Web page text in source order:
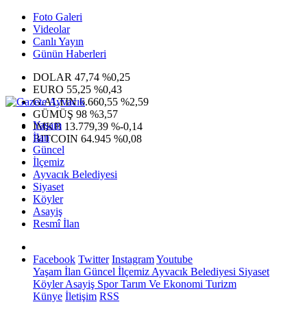
Foto Galeri
Videolar
Canlı Yayın
Günün Haberleri
DOLAR 47,74 %0,25
EURO 55,25 %0,43
G.ALTIN6.660,55 %2,59
GÜMÜŞ 98 %3,57
IMKB 13.779,39 %-0,14
BITCOIN 64.945 %0,08
Yaşam
İlan
Güncel
İlçemiz
Ayvacık Belediyesi
Siyaset
Köyler
Asayiş
Resmî İlan
Facebook Twitter InstagramYoutube
Yaşam İlan Güncel İlçemiz Ayvacık Belediyesi Siyaset
KöylerAsayiş SporTarım Ve Ekonomi Turizm
Künye İletişim RSS